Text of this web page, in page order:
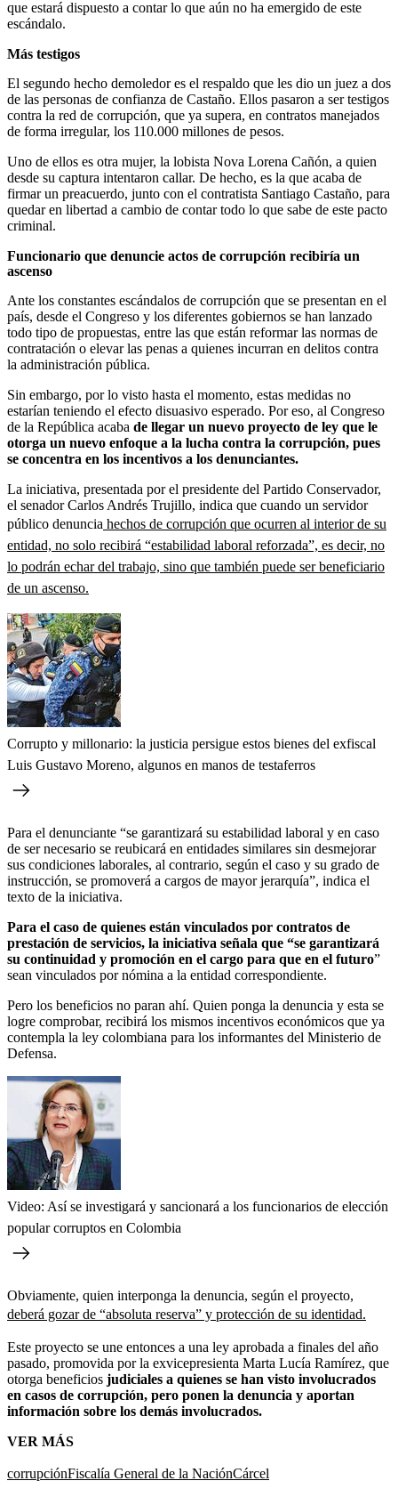
que estará dispuesto a contar lo que aún no ha emergido de este
escándalo.
Más testigos
El segundo hecho demoledor es el respaldo que les dio un juez a dos
de las personas de confianza de Castaño. Ellos pasaron a ser testigos
contra la red de corrupción, que ya supera, en contratos manejados
de forma irregular, los 110.000 millones de pesos.
Uno de ellos es otra mujer, la lobista Nova Lorena Cañón, a quien
desde su captura intentaron callar. De hecho, es la que acaba de
firmar un preacuerdo, junto con el contratista Santiago Castaño, para
quedar en libertad a cambio de contar todo lo que sabe de este pacto
criminal.
Funcionario que denuncie actos de corrupción recibiría un
ascenso
Ante los constantes escándalos de corrupción que se presentan en el
país, desde el Congreso y los diferentes gobiernos se han lanzado
todo tipo de propuestas, entre las que están reformar las normas de
contratación o elevar las penas a quienes incurran en delitos contra
la administración pública.
Sin embargo, por lo visto hasta el momento, estas medidas no
estarían teniendo el efecto disuasivo esperado. Por eso, al Congreso
de la República acaba de llegar un nuevo proyecto de ley que le
otorga un nuevo enfoque a la lucha contra la corrupción, pues
se concentra en los incentivos a los denunciantes.
La iniciativa, presentada por el presidente del Partido Conservador,
el senador Carlos Andrés Trujillo, indica que cuando un servidor
público denuncia hechos de corrupción que ocurren al interior de su
entidad, no solo recibirá “estabilidad laboral reforzada”, es decir, no
lo podrán echar del trabajo, sino que también puede ser beneficiario
de un ascenso.
Corrupto y millonario: la justicia persigue estos bienes del exfiscal
Luis Gustavo Moreno, algunos en manos de testaferros
Para el denunciante “se garantizará su estabilidad laboral y en caso
de ser necesario se reubicará en entidades similares sin desmejorar
sus condiciones laborales, al contrario, según el caso y su grado de
instrucción, se promoverá a cargos de mayor jerarquía”, indica el
texto de la iniciativa.
Para el caso de quienes están vinculados por contratos de
prestación de servicios, la iniciativa señala que “se garantizará
su continuidad y promoción en el cargo para que en el futuro”
sean vinculados por nómina a la entidad correspondiente.
Pero los beneficios no paran ahí. Quien ponga la denuncia y esta se
logre comprobar, recibirá los mismos incentivos económicos que ya
contempla la ley colombiana para los informantes del Ministerio de
Defensa.
Video: Así se investigará y sancionará a los funcionarios de elección
popular corruptos en Colombia
Obviamente, quien interponga la denuncia, según el proyecto,
deberá gozar de “absoluta reserva” y protección de su identidad.
Este proyecto se une entonces a una ley aprobada a finales del año
pasado, promovida por la exvicepresienta Marta Lucía Ramírez, que
otorga beneficios judiciales a quienes se han visto involucrados
en casos de corrupción, pero ponen la denuncia y aportan
información sobre los demás involucrados.
VER MÁS
corrupciónFiscalía General de la NaciónCárcel